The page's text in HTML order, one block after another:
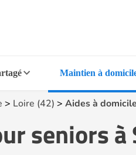
Maintien à
> Loire (42) > Aides à
seniors